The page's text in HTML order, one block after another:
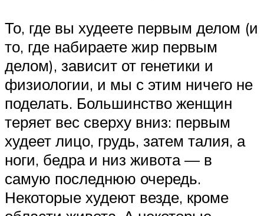
То, где вы худеете первым делом (и
то, где набираете жир первым
делом), зависит от генетики и
физиологии, и мы с этим ничего не
поделать. Большинство женщин
теряет вес сверху вниз: первым
худеет лицо, грудь, затем талия, а
ноги, бедра и низ живота — в
самую последнюю очередь.
Некоторые худеют везде, кроме